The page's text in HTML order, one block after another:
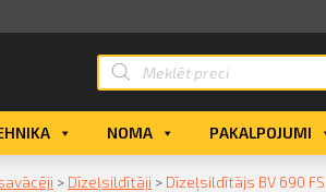
NOMA PAKALPOJUMI
> Dīzeļsildītāji > Dīzeļsildītājs BV 690